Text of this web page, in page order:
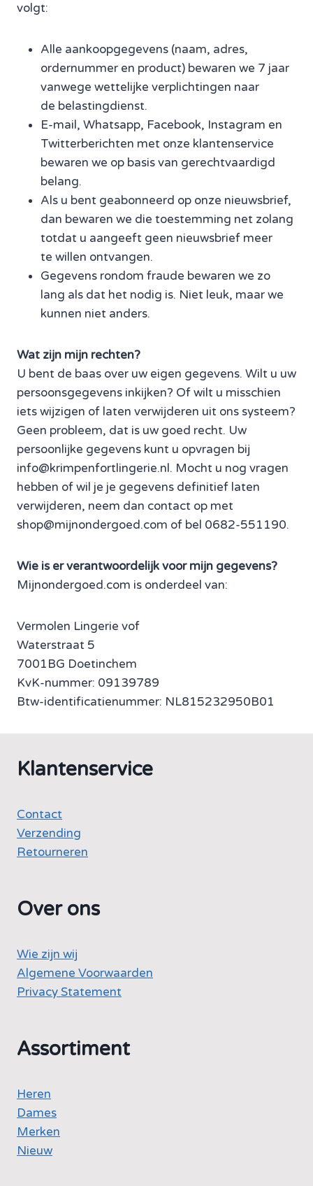
volgt:
Alle aankoopgegevens (naam, adres,
ordernummer en product) bewaren we 7 jaar
vanwege wettelijke verplichtingen naar
de belastingdienst.
E-mail, Whatsapp, Facebook, Instagram en
Twitterberichten met onze klantenservice
bewaren we op basis van gerechtvaardigd
belang.
Als u bent geabonneerd op onze nieuwsbrief,
dan bewaren we die toestemming net zolang
totdat u aangeeft geen nieuwsbrief meer
te willen ontvangen.
Gegevens rondom fraude bewaren we zo
lang als dat het nodig is. Niet leuk, maar we
kunnen niet anders.
Wat zijn mijn rechten?
U bent de baas over uw eigen gegevens. Wilt u uw
persoonsgegevens inkijken? Of wilt u misschien
iets wijzigen of laten verwijderen uit ons systeem?
Geen probleem, dat is uw goed recht. Uw
persoonlijke gegevens kunt u opvragen bij
info@krimpenfortlingerie.nl. Mocht u nog vragen
hebben of wil je je gegevens definitief laten
verwijderen, neem dan contact op met
shop@mijnondergoed.com of bel 0682-551190.
Wie is er verantwoordelijk voor mijn gegevens?
Mijnondergoed.com is onderdeel van:
Vermolen Lingerie vof
Waterstraat 5
7001BG Doetinchem
KvK-nummer: 09139789
Btw-identificatienummer: NL815232950B01
Klantenservice
Contact
Verzending
Retourneren
Over ons
Wie zijn wij
Algemene Voorwaarden
Privacy Statement
Assortiment
Heren
Dames
Merken
Nieuw